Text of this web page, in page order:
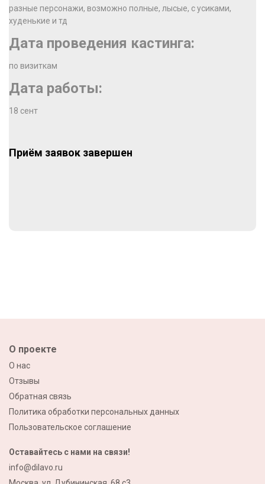
разные персонажи, возможно полные, лысые, с усиками,
худенькие и тд
Дата проведения кастинга:
по визиткам
Дата работы:
18 сент
Приём заявок завершен
О проекте
О нас
Отзывы
Обратная связь
Политика обработки персональных данных
Пользовательское соглашение
Оставайтесь с нами на связи!
info@dilavo.ru